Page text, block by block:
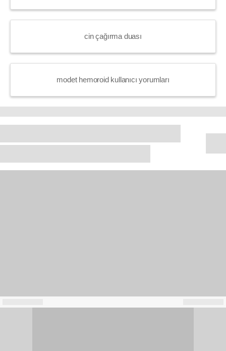
cin çağırma duası
modet hemoroid kullanıcı yorumları